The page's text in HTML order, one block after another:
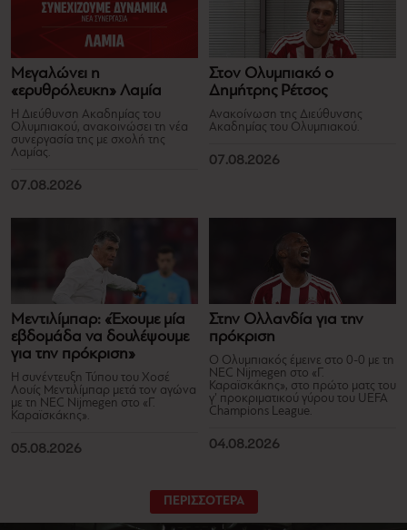
Μεγαλώνει η
«ερυθρόλευκη» Λαμία
Η Διεύθυνση Ακαδημίας του
Ολυμπιακού, ανακοινώσει τη νέα
συνεργασία της με σχολή της
Λαμίας.
07.08.2026
Στον Ολυμπιακό ο
Δημήτρης Ρέτσος
Ανακοίνωση της Διεύθυνσης
Ακαδημίας του Ολυμπιακού.
07.08.2026
Μεντιλίμπαρ: «Έχουμε μία
εβδομάδα να δουλέψουμε
για την πρόκριση»
Η συνέντευξη Τύπου του Χοσέ
Λουίς Μεντιλίμπαρ μετά τον αγώνα
με τη NEC Nijmegen στο «Γ.
Καραϊσκάκης».
05.08.2026
Στην Ολλανδία για την
πρόκριση
Ο Ολυμπιακός έμεινε στο 0-0 με τη
NEC Nijmegen στο «Γ.
Καραϊσκάκης», στο πρώτο ματς του
γ’ προκριματικού γύρου του UEFA
Champions League.
04.08.2026
ΠΕΡΙΣΣΟΤΕΡΑ